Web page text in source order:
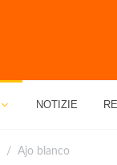
NOTIZIE
Ajo blanco